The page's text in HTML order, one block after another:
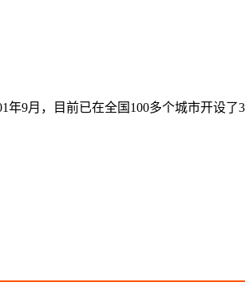
年9月，目前已在全国100多个城市开设